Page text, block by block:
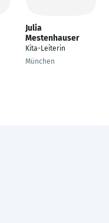
Julia
Mestenhauser
Kita-Leiterin
München